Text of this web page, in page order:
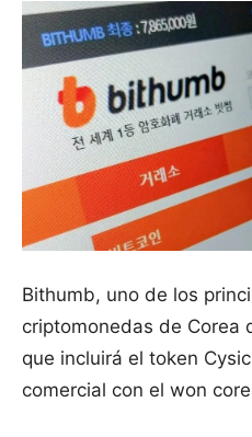
Bithumb, uno de los
criptomonedas de Corea
que incluirá el token
comercial con el won